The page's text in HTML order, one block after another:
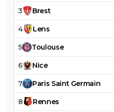
3 Brest
4 Lens
5 Toulouse
6 Nice
7 Paris Saint Germain
8 Rennes